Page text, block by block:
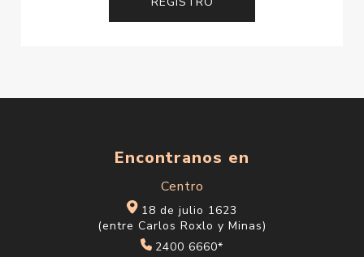
Encontranos en
Centro
18 de julio 1623
(entre Carlos Roxlo y Minas)
2400 6660*